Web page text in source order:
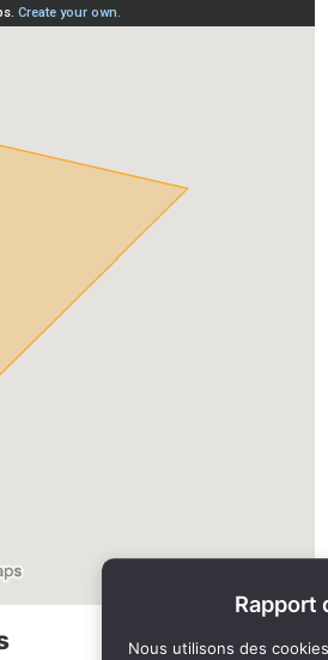
Rapport
Nous utilisons des